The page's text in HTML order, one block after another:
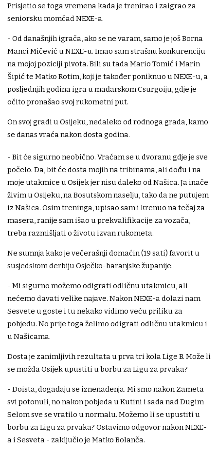
Prisjetio se toga vremena kada je trenirao i zaigrao za
seniorsku momčad NEXE-a.
- Od današnjih igrača, ako se ne varam, samo je još Borna
Manci Mičević u NEXE-u. Imao sam strašnu konkurenciju
na mojoj poziciji pivota. Bili su tada Mario Tomić i Marin
Šipić te Matko Rotim, koji je također poniknuo u NEXE-u, a
posljednjih godina igra u mađarskom Csurgoiju, gdje je
očito pronašao svoj rukometni put.
On svoj gradi u Osijeku, nedaleko od rodnoga grada, kamo
se danas vraća nakon dosta godina.
- Bit će sigurno neobično. Vraćam se u dvoranu gdje je sve
počelo. Da, bit će dosta mojih na tribinama, ali dođu i na
moje utakmice u Osijek jer nisu daleko od Našica. Ja inače
živim u Osijeku, na Bosutskom naselju, tako da ne putujem
iz Našica. Osim treninga, upisao sam i krenuo na tečaj za
masera, ranije sam išao u prekvalifikacije za vozača,
treba razmišljati o životu izvan rukometa.
Ne sumnja kako je večerašnji domaćin (19 sati) favorit u
susjedskom derbiju Osječko-baranjske županije.
- Mi sigurno možemo odigrati odličnu utakmicu, ali
nećemo davati velike najave. Nakon NEXE-a dolazi nam
Sesvete u goste i tu nekako vidimo veću priliku za
pobjedu. No prije toga želimo odigrati odličnu utakmicu i
u Našicama.
Dosta je zanimljivih rezultata u prva tri kola Lige B. Može li
se možda Osijek upustiti u borbu za Ligu za prvaka?
- Doista, događaju se iznenađenja. Mi smo nakon Zameta
svi potonuli, no nakon pobjeda u Kutini i sada nad Dugim
Selom sve se vratilo u normalu. Možemo li se upustiti u
borbu za Ligu za prvaka? Ostavimo odgovor nakon NEXE-
a i Sesveta - zaključio je Matko Bolanča.